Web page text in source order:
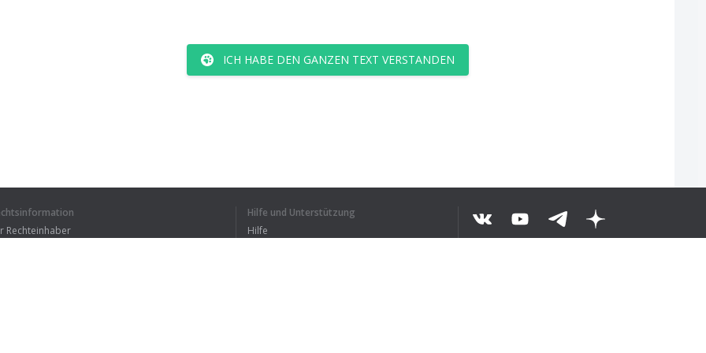
ICH HABE DEN GANZEN TEXT VERSTANDEN
Rechteinhaber
Hilfe und Unterstützung
Hilfe